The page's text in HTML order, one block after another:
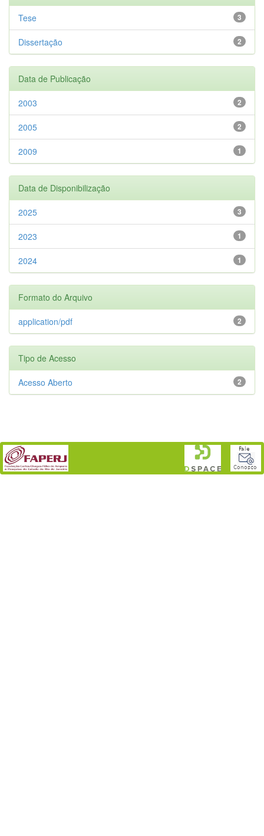
3
Tese
2
Dissertação
Data de Publicação
2
2003
2
2005
1
2009
Data de Disponibilização
3
2025
1
2023
1
2024
Formato do Arquivo
2
application/pdf
Tipo de Acesso
2
Acesso Aberto